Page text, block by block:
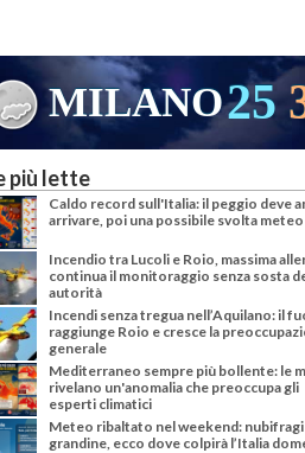
MILANO25
più lette
Caldo record sull'Italia: il peggio deve
arrivare, poi una possibile svolta meteo
Incendio tra Lucoli e Roio, massima
continua il monitoraggio senza sosta
autorità
Incendi senza tregua nell’Aquilano: il
raggiunge Roio e cresce la
generale
Mediterraneo sempre più bollente: le
rivelano un'anomalia che preoccupa gli
esperti climatici
Meteo ribaltato nel weekend: nubifragi
grandine, ecco dove colpirà l’Italia